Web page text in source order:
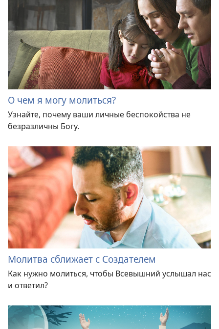
О чем я могу молиться?
Узнайте, почему ваши личные беспокойства не
безразличны Богу.
Молитва сближает с Создателем
Как нужно молиться, чтобы Всевышний услышал нас
и ответил?